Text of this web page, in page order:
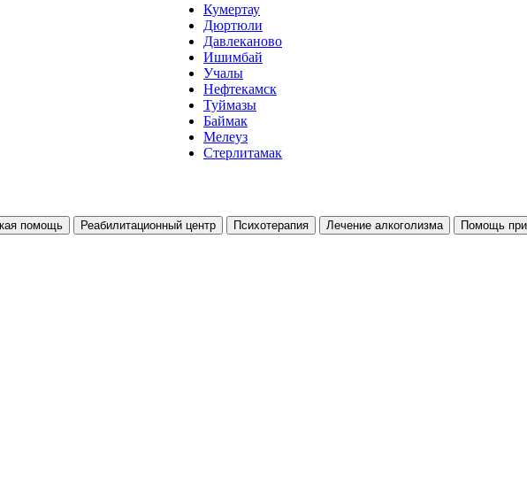
Кумертау
Дюртюли
Давлеканово
Ишимбай
Учалы
Нефтекамск
Туймазы
Баймак
Мелеуз
Стерлитамак
помощь Реабилитационный центр Психотерапия Лечение алкоголизма Помощь при